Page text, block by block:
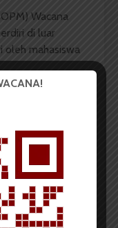
Wacana
di luar
oleh mahasiswa
Moenaf: USU
Publikasikan
Keuangan